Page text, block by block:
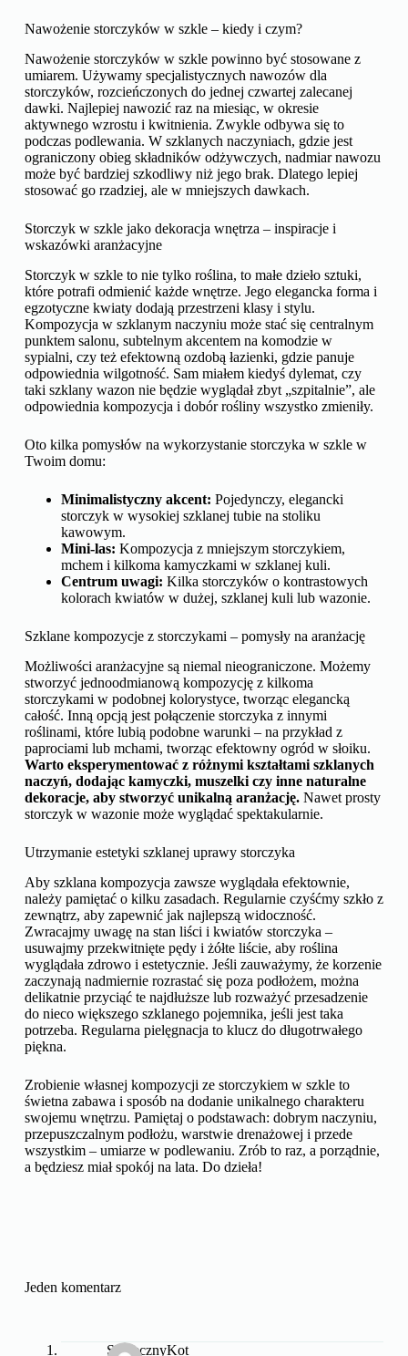
Nawożenie storczyków w szkle – kiedy i czym?
Nawożenie storczyków w szkle powinno być stosowane z
umiarem. Używamy specjalistycznych nawozów dla
storczyków, rozcieńczonych do jednej czwartej zalecanej
dawki. Najlepiej nawozić raz na miesiąc, w okresie
aktywnego wzrostu i kwitnienia. Zwykle odbywa się to
podczas podlewania. W szklanych naczyniach, gdzie jest
ograniczony obieg składników odżywczych, nadmiar nawozu
może być bardziej szkodliwy niż jego brak. Dlatego lepiej
stosować go rzadziej, ale w mniejszych dawkach.
Storczyk w szkle jako dekoracja wnętrza – inspiracje i
wskazówki aranżacyjne
Storczyk w szkle to nie tylko roślina, to małe dzieło sztuki,
które potrafi odmienić każde wnętrze. Jego elegancka forma i
egzotyczne kwiaty dodają przestrzeni klasy i stylu.
Kompozycja w szklanym naczyniu może stać się centralnym
punktem salonu, subtelnym akcentem na komodzie w
sypialni, czy też efektowną ozdobą łazienki, gdzie panuje
odpowiednia wilgotność. Sam miałem kiedyś dylemat, czy
taki szklany wazon nie będzie wyglądał zbyt „szpitalnie”, ale
odpowiednia kompozycja i dobór rośliny wszystko zmieniły.
Oto kilka pomysłów na wykorzystanie storczyka w szkle w
Twoim domu:
Minimalistyczny akcent: Pojedynczy, elegancki
storczyk w wysokiej szklanej tubie na stoliku
kawowym.
Mini-las: Kompozycja z mniejszym storczykiem,
mchem i kilkoma kamyczkami w szklanej kuli.
Centrum uwagi: Kilka storczyków o kontrastowych
kolorach kwiatów w dużej, szklanej kuli lub wazonie.
Szklane kompozycje z storczykami – pomysły na aranżację
Możliwości aranżacyjne są niemal nieograniczone. Możemy
stworzyć jednoodmianową kompozycję z kilkoma
storczykami w podobnej kolorystyce, tworząc elegancką
całość. Inną opcją jest połączenie storczyka z innymi
roślinami, które lubią podobne warunki – na przykład z
paprociami lub mchami, tworząc efektowny ogród w słoiku.
Warto eksperymentować z różnymi kształtami szklanych
naczyń, dodając kamyczki, muszelki czy inne naturalne
dekoracje, aby stworzyć unikalną aranżację.Nawet prosty
storczyk w wazonie może wyglądać spektakularnie.
Utrzymanie estetyki szklanej uprawy storczyka
Aby szklana kompozycja zawsze wyglądała efektownie,
należy pamiętać o kilku zasadach. Regularnie czyśćmy szkło z
zewnątrz, aby zapewnić jak najlepszą widoczność.
Zwracajmy uwagę na stan liści i kwiatów storczyka –
usuwajmy przekwitnięte pędy i żółte liście, aby roślina
wyglądała zdrowo i estetycznie. Jeśli zauważymy, że korzenie
zaczynają nadmiernie rozrastać się poza podłożem, można
delikatnie przyciąć te najdłuższe lub rozważyć przesadzenie
do nieco większego szklanego pojemnika, jeśli jest taka
potrzeba. Regularna pielęgnacja to klucz do długotrwałego
piękna.
Zrobienie własnej kompozycji ze storczykiem w szkle to
świetna zabawa i sposób na dodanie unikalnego charakteru
swojemu wnętrzu. Pamiętaj o podstawach: dobrym naczyniu,
przepuszczalnym podłożu, warstwie drenażowej i przede
wszystkim – umiarze w podlewaniu. Zrób to raz, a porządnie,
a będziesz miał spokój na lata. Do dzieła!
Jeden komentarz
SłonecznyKot